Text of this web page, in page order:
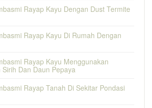
Rayap Kayu Dengan Dust Termite
Rayap Kayu Di Rumah Dengan
Rayap Kayu Menggunakan
Dan Daun Pepaya
Rayap Tanah Di Sekitar Pondasi